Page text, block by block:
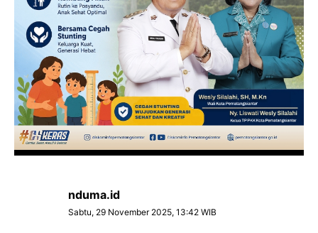
nduma.id
Sabtu, 29 November 2025, 13:42 WIB